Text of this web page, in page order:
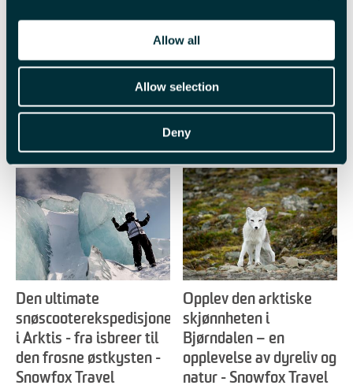
Allow all
Allow selection
Deny
Nordlysjakt med bål -
En Arktisk Velkomst! –
Tur med fokus på
Snowfox Travel
Den ultimate
snøscooterekspedisjonen
i Arktis - fra isbreer til
den frosne østkysten -
Snowfox Travel
Opplev den arktiske
skjønnheten i
Bjørndalen – en
opplevelse av dyreliv og
natur - Snowfox Travel